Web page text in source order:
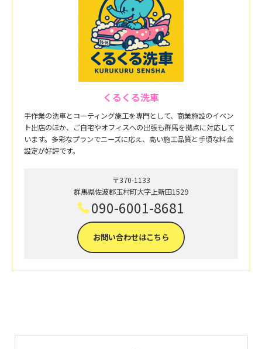
くるくる洗車
手作業の洗車とコーティング施工を専門として、商業施設のイベン
ト出店のほか、ご自宅やオフィスへの出張も群馬を拠点に対応して
います。多彩なプランでニーズに応え、高い施工品質と手頃な料金
設定が好評です。
〒370-1133
群馬県佐波郡玉村町大字上新田1529
090-6001-8681
お問い合わせはこちら